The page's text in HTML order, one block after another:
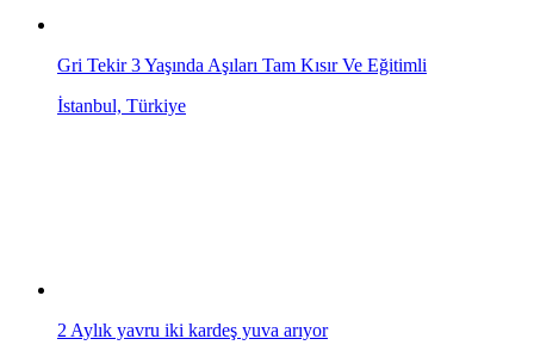
Gri Tekir 3 Yaşında Aşıları Tam Kısır Ve Eğitimli
İstanbul, Türkiye
2 Aylık yavru iki kardeş yuva arıyor